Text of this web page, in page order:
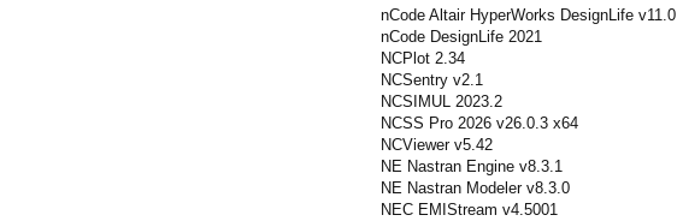
nCode Altair HyperWorks DesignLife v11.0
nCode DesignLife 2021
NCPlot 2.34
NCSentry v2.1
NCSIMUL 2023.2
NCSS Pro 2026 v26.0.3 x64
NCViewer v5.42
NE Nastran Engine v8.3.1
NE Nastran Modeler v8.3.0
NEC EMIStream v4.5001